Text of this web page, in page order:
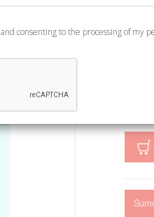
Atti
and consenting to the processing of my